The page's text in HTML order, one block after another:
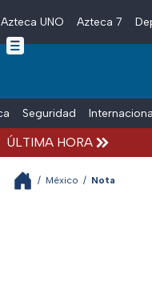
Skip to main content
Azteca UNO Azteca 7
Seguridad
ÚLTIMA HORA
/ México / Nota